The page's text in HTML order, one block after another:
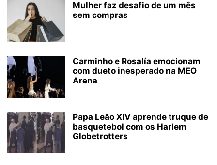
Mulher faz desafio de um mês
sem compras
Carminho e Rosalía emocionam
com dueto inesperado na MEO
Arena
Papa Leão XIV aprende truque de
basquetebol com os Harlem
Globetrotters